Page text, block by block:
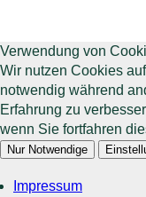
Verwendung von
Wir nutzen Cookies
notwendig während
Erfahrung zu
wenn Sie fortfahren
Nur Notwendige
Impressum